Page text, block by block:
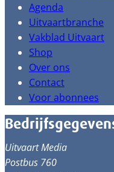
Agenda
Uitvaartbranche
Vakblad Uitvaart
Shop
Over ons
Contact
Voor abonnees
Uitvaart Media
Postbus 760